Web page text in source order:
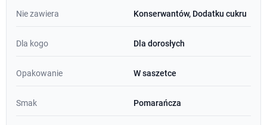
Nie zawiera Konserwantów, Dodatku cukru
Dla kogo Dla dorosłych
Opakowanie W saszetce
Smak Pomarańcza